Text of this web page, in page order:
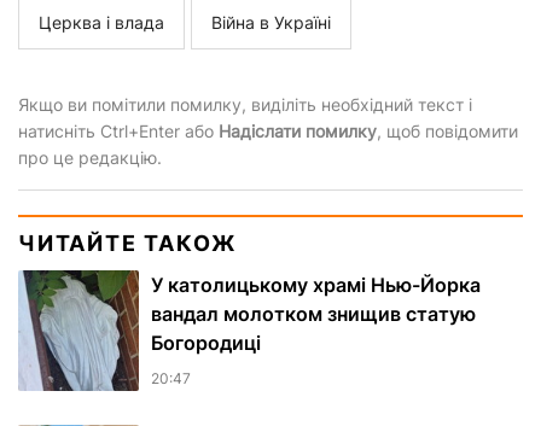
Церква і влада Війна в Україні
Якщо ви помітили помилку, виділіть необхідний текст і
натисніть Ctrl+Enter або Надіслати помилку, щоб повідомити
про це редакцію.
ЧИТАЙТЕ ТАКОЖ
У католицькому храмі Нью-Йорка
вандал молотком знищив статую
Богородиці
20:47